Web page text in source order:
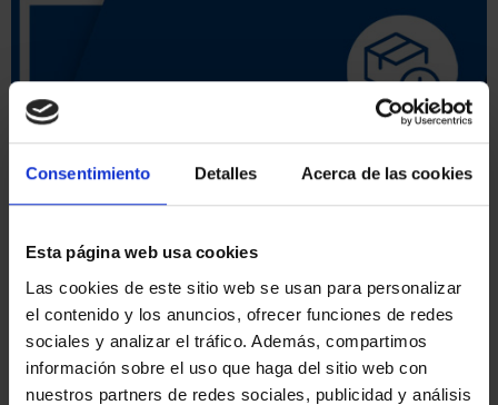
Consentimiento Detalles Acerca de las cookies
Esta página web usa cookies
Las cookies de este sitio web se usan para personalizar
el contenido y los anuncios, ofrecer funciones de redes
sociales y analizar el tráfico. Además, compartimos
información sobre el uso que haga del sitio web con
nuestros partners de redes sociales, publicidad y análisis
ORDENAR POR: